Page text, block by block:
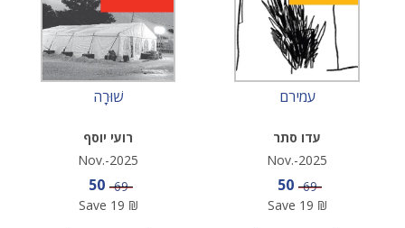
שׁוּרָה
רועי יוסף
Nov.-2025
Sale price
50 Price
69
Save 19 ₪
עמירם
עדו סתר
Nov.-2025
Sale price
50 Price
69
Save 19 ₪